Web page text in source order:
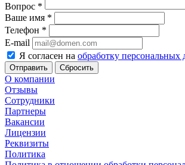
Вопрос *
Ваше имя *
Телефон *
E-mail
Я согласен на обработку персональных
Сбросить
О компании
Отзывы
Сотрудники
Партнеры
Вакансии
Лицензии
Реквизиты
Политика